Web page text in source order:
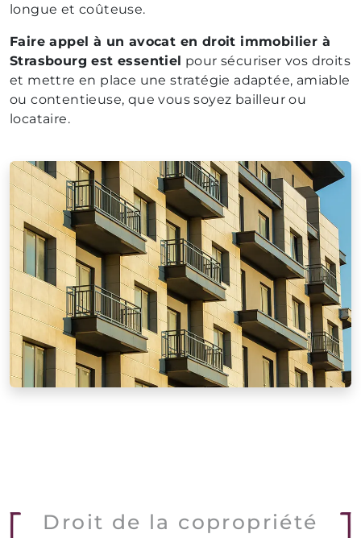
longue et coûteuse.
Faire appel à un avocat en droit immobilier à
Strasbourg est essentiel pour sécuriser vos droits
et mettre en place une stratégie adaptée, amiable
ou contentieuse, que vous soyez bailleur ou
locataire.
Droit de la copropriété